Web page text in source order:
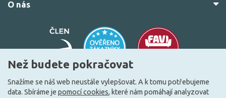
O nás
Než budete pokračovat
Snažíme se náš web neustále vylepšovat. A k tomu potřebujeme
data. Sbíráme je pomocí cookies, které nám pomáhají analyzovat